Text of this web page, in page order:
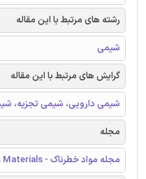
رشته های مرتبط با این مقاله
شیمی
گرایش های مرتبط با این مقاله
شیمی دارویی، شیمی تجزیه،
مجله
مجله مواد خطرناک - Journal of Hazardous Materials